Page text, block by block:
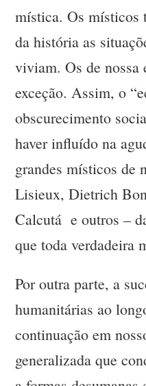
mística. Os místicos
da história as
viviam. Os de nossa
exceção. Assim, o
obscurecimento
haver influído na
grandes místicos de
Lisieux, Dietrich
Calcutá e outros –
que toda verdadeira
Por outra parte, a
humanitárias ao
continuação em
generalizada que